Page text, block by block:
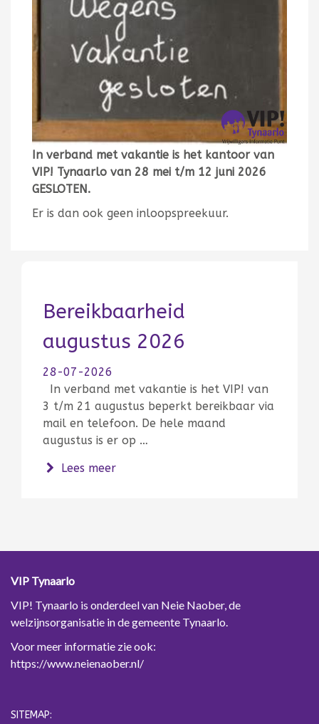
In verband met vakantie is het kantoor van
VIP! Tynaarlo van 28 mei t/m 12 juni 2026
GESLOTEN.
Er is dan ook geen inloopspreekuur.
Bereikbaarheid
augustus 2026
28-07-2026
In verband met vakantie is het VIP! van
3 t/m 21 augustus beperkt bereikbaar via
mail en telefoon. De hele maand
augustus is er op …
Lees meerover Bereikbaarheid augustus 2026
VIP Tynaarlo
VIP! Tynaarlo is onderdeel van Neie Naober, de
welzijnsorganisatie in de gemeente Tynaarlo.
Voor meer informatie zie ook:
https://www.neienaober.nl/
SITEMAP: